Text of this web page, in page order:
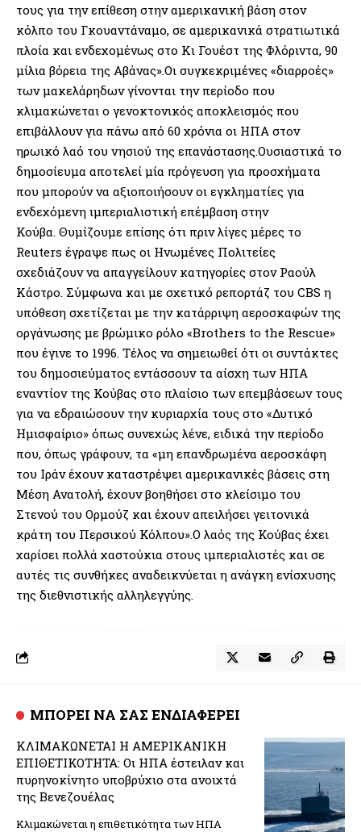
τους για την επίθεση στην αμερικανική βάση στον
κόλπο του Γκουαντάναμο, σε αμερικανικά στρατιωτικά
πλοία και ενδεχομένως στο Κι Γουέστ της Φλόριντα, 90
μίλια βόρεια της Αβάνας».Οι συγκεκριμένες «διαρροές»
των μακελάρηδων γίνονται την περίοδο που
κλιμακώνεται ο γενοκτονικός αποκλεισμός που
επιβάλλουν για πάνω από 60 χρόνια οι ΗΠΑ στον
ηρωικό λαό του νησιού της επανάστασης.Ουσιαστικά το
δημοσίευμα αποτελεί μία πρόγευση για προσχήματα
που μπορούν να αξιοποιήσουν οι εγκληματίες για
ενδεχόμενη ιμπεριαλιστική επέμβαση στην
Κούβα. Θυμίζουμε επίσης ότι πριν λίγες μέρες το
Reuters έγραψε πως οι Ηνωμένες Πολιτείες
σχεδιάζουν να απαγγείλουν κατηγορίες στον Ραούλ
Κάστρο. Σύμφωνα και με σχετικό ρεπορτάζ του CBS η
υπόθεση σχετίζεται με την κατάρριψη αεροσκαφών της
οργάνωσης με βρώμικο ρόλο «Brothers to the Rescue»
που έγινε το 1996. Τέλος να σημειωθεί ότι οι συντάκτες
του δημοσιεύματος εντάσσουν τα αίσχη των ΗΠΑ
εναντίον της Κούβας στο πλαίσιο των επεμβάσεων τους
για να εδραιώσουν την κυριαρχία τους στο «Δυτικό
Ημισφαίριο» όπως συνεχώς λένε, ειδικά την περίοδο
που, όπως γράφουν, τα «μη επανδρωμένα αεροσκάφη
του Ιράν έχουν καταστρέψει αμερικανικές βάσεις στη
Μέση Ανατολή, έχουν βοηθήσει στο κλείσιμο του
Στενού του Ορμούζ και έχουν απειλήσει γειτονικά
κράτη του Περσικού Κόλπου».Ο λαός της Κούβας έχει
χαρίσει πολλά χαστούκια στους ιμπεριαλιστές και σε
αυτές τις συνθήκες αναδεικνύεται η ανάγκη ενίσχυσης
της διεθνιστικής αλληλεγγύης.
ΜΠΟΡΕΙ ΝΑ ΣΑΣ ΕΝΔΙΑΦΕΡΕΙ
ΚΛΙΜΑΚΩΝΕΤΑΙ Η ΑΜΕΡΙΚΑΝΙΚΗ
ΕΠΙΘΕΤΙΚΟΤΗΤΑ: Οι ΗΠΑ έστειλαν και
πυρηνοκίνητο υποβρύχιο στα ανοιχτά
της Βενεζουέλας
Κλιμακώνεται η επιθετικότητα των ΗΠΑ